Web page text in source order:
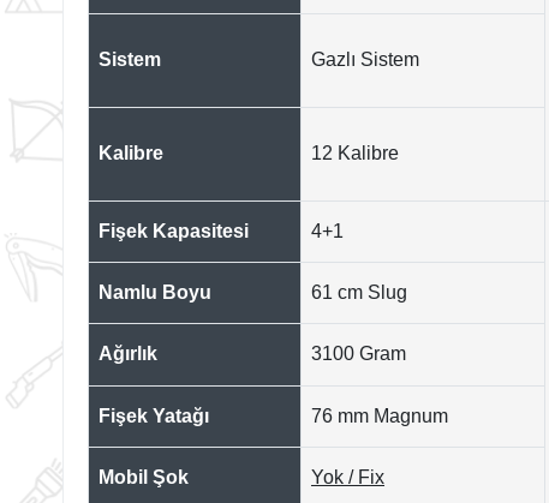
Sistem Gazlı Sistem
Kalibre 12 Kalibre
Fişek Kapasitesi 4+1
Namlu Boyu 61 cm Slug
Ağırlık 3100 Gram
Fişek Yatağı 76 mm Magnum
Mobil Şok Yok / Fix